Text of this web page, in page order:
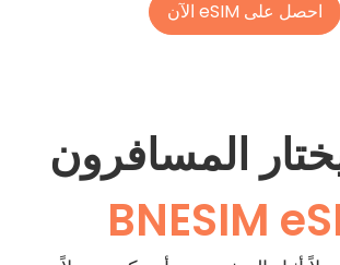
احصل على eSIM الآن
المسافرون
BNESIM